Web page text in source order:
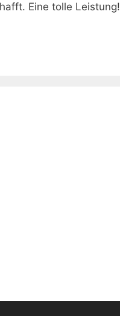
Eine tolle Leistung!